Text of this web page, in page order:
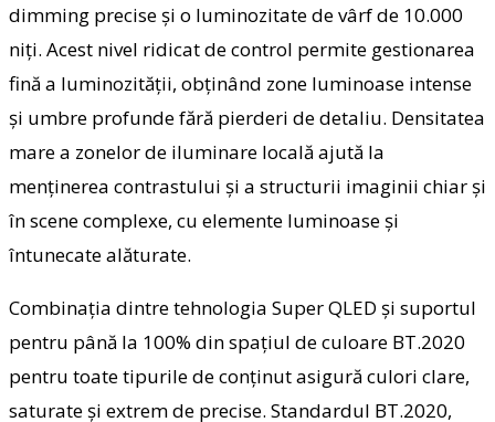
dimming precise și o luminozitate de vârf de 10.000
niți. Acest nivel ridicat de control permite gestionarea
fină a luminozității, obținând zone luminoase intense
și umbre profunde fără pierderi de detaliu. Densitatea
mare a zonelor de iluminare locală ajută la
menținerea contrastului și a structurii imaginii chiar și
în scene complexe, cu elemente luminoase și
întunecate alăturate.
Combinația dintre tehnologia Super QLED și suportul
pentru până la 100% din spațiul de culoare BT.2020
pentru toate tipurile de conținut asigură culori clare,
saturate și extrem de precise. Standardul BT.2020,